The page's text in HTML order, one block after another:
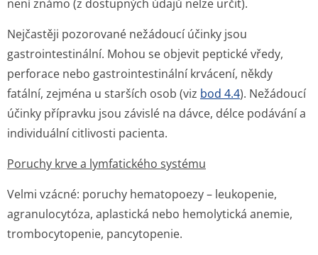
není známo (z dostupných údajů nelze určit).
Nejčastěji pozorované nežádoucí účinky jsou
gastrointestinální. Mohou se objevit peptické vředy,
perforace nebo gastrointestinální krvácení, někdy
fatální, zejména u starších osob (viz bod 4.4). Nežádoucí
účinky přípravku jsou závislé na dávce, délce podávání a
individuální citlivosti pacienta.
Poruchy krve a lymfatického systému
Velmi vzácné: poruchy hematopoezy – leukopenie,
agranulocytóza, aplastická nebo hemolytická anemie,
trombocytopenie, pancytopenie.